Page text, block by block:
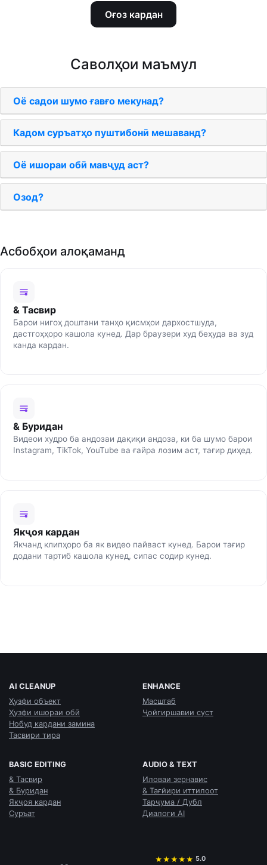
Оғоз кардан
Саволҳои маъмул
Оё садои шумо ғавғо мекунад?
Кадом суръатҳо пуштибонӣ мешаванд?
Оё ишораи обӣ мавҷуд аст?
Озод?
Асбобҳои алоқаманд
& Тасвир
Барои нигоҳ доштани танҳо қисмҳои дархостшуда,
дастгоҳҳоро кашола кунед. Дар браузери худ беҳуда ва зуд
канда кардан.
& Буридан
Видеои худро ба андозаи дақиқи андоза, ки ба шумо барои
Instagram, TikTok, YouTube ва ғайра лозим аст, тағир диҳед.
Якҷоя кардан
Якчанд клипҳоро ба як видео пайваст кунед. Барои тағир
додани тартиб кашола кунед, сипас содир кунед.
AI CLEANUP
Ҳузфи объект
Ҳузфи ишораи обӣ
Нобуд кардани замина
Тасвири тира
ENHANCE
Масштаб
Ҷойгиршавии суст
BASIC EDITING
& Тасвир
& Буридан
Якҷоя кардан
Суръат
AUDIO & TEXT
Иловаи зернавис
& Тағйири иттилоот
Тарҷума / Дубл
Диалоги AI
★ ★ ★ ★ ★ 5.0